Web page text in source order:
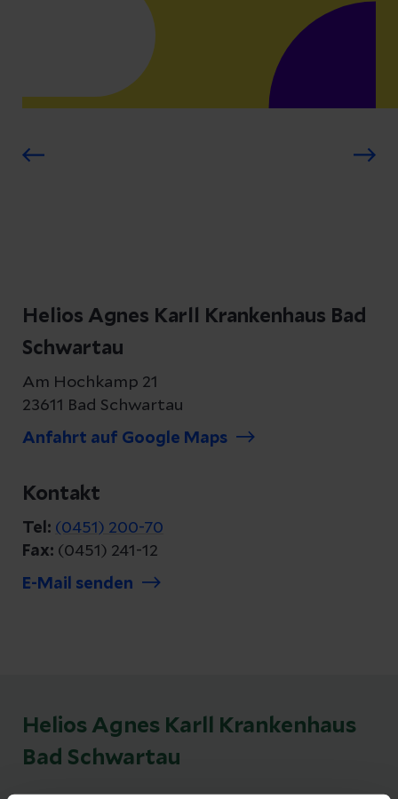
Helios Agnes Karll Krankenhaus Bad
Schwartau
Am Hochkamp 21
23611 Bad Schwartau
Anfahrt auf Google Maps
Kontakt
Tel: (0451) 200-70
Fax: (0451) 241-12
E-Mail senden
Helios Agnes Karll Krankenhaus
Bad Schwartau